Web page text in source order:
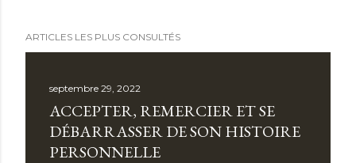
ARTICLES LES PLUS CONSULTÉS
septembre 29, 2022
ACCEPTER, REMERCIER ET SE
DÉBARRASSER DE SON HISTOIRE
PERSONNELLE